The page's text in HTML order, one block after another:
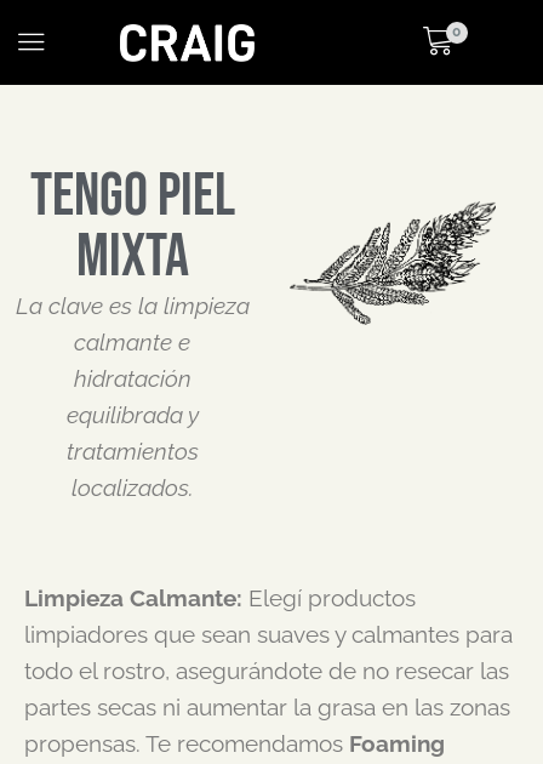
0
Tengo piel
mixta
La clave es la limpieza
calmante e
hidratación
equilibrada y
tratamientos
localizados.
Limpieza Calmante: Elegí productos
limpiadores que sean suaves y calmantes para
todo el rostro, asegurándote de no resecar las
partes secas ni aumentar la grasa en las zonas
propensas. Te recomendamos Foaming